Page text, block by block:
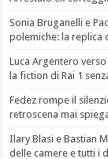
Sonia Bruganelli e
polemiche: la replica
Luca Argentero
la fiction di Rai 1
Fedez rompe il
retroscena mai
Ilary Blasi e Bastian
delle camere e tutti i